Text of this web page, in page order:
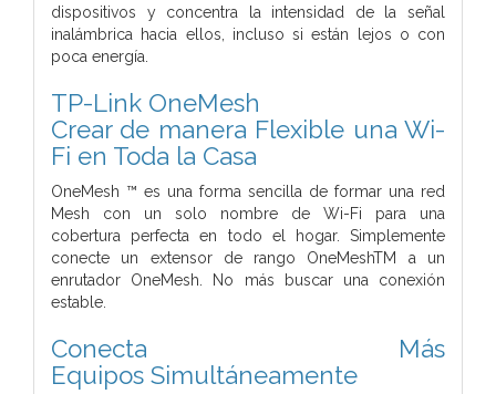
dispositivos y concentra la intensidad de la señal
inalámbrica hacia ellos, incluso si están lejos o con
poca energía.
TP-Link OneMesh
Crear de manera Flexible una Wi-
Fi en Toda la Casa
OneMesh ™ es una forma sencilla de formar una red
Mesh con un solo nombre de Wi-Fi para una
cobertura perfecta en todo el hogar. Simplemente
conecte un extensor de rango OneMeshTM a un
enrutador OneMesh. No más buscar una conexión
estable.
Conecta Más
Equipos Simultáneamente